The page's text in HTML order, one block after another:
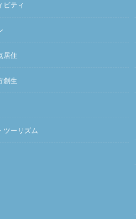
ビティ
居住
創生
ツーリズム